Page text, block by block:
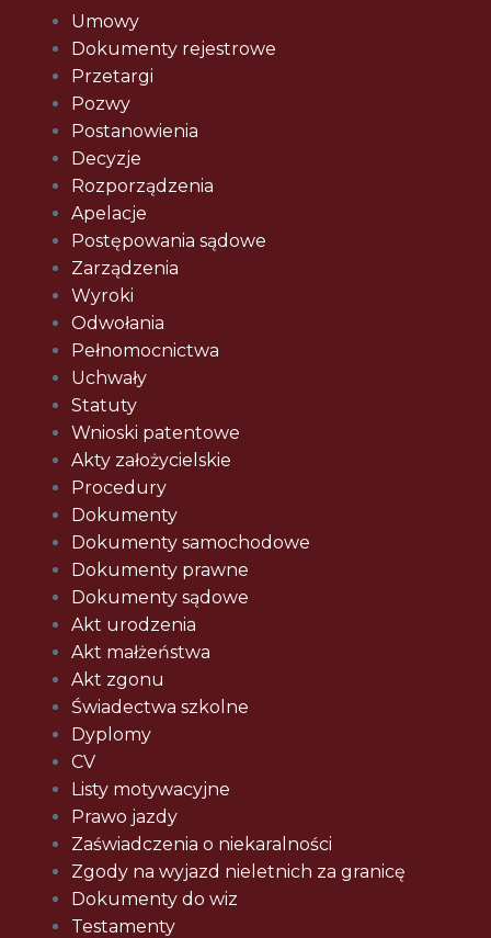
Umowy
Dokumenty rejestrowe
Przetargi
Pozwy
Postanowienia
Decyzje
Rozporządzenia
Apelacje
Postępowania sądowe
Zarządzenia
Wyroki
Odwołania
Pełnomocnictwa
Uchwały
Statuty
Wnioski patentowe
Akty założycielskie
Procedury
Dokumenty
Dokumenty samochodowe
Dokumenty prawne
Dokumenty sądowe
Akt urodzenia
Akt małżeństwa
Akt zgonu
Świadectwa szkolne
Dyplomy
CV
Listy motywacyjne
Prawo jazdy
Zaświadczenia o niekaralności
Zgody na wyjazd nieletnich za granicę
Dokumenty do wiz
Testamenty